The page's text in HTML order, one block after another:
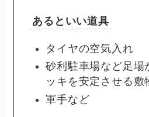
あるといい道具
タイヤの空気入れ
砂利駐車場など足場
ッキを安定させる敷
軍手など